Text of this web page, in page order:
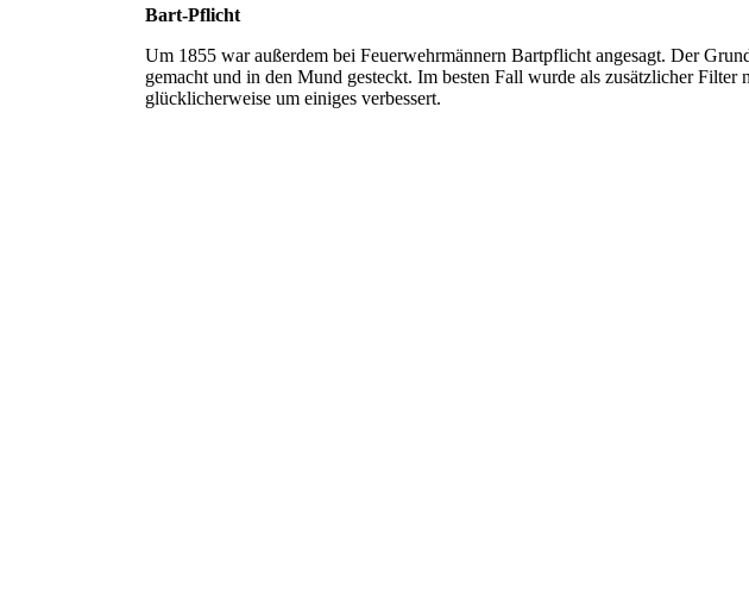
Bart-Pflicht
Um 1855 war außerdem bei Feuerwehrmännern Bartpflicht angesagt. Der
gemacht und in den Mund gesteckt. Im besten Fall wurde als zusätzlicher
glücklicherweise um einiges verbessert.